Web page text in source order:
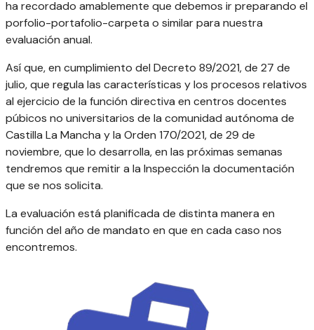
ha recordado amablemente que debemos ir preparando el
porfolio-portafolio-carpeta o similar para nuestra
evaluación anual.
Así que, en cumplimiento del Decreto 89/2021, de 27 de
julio, que regula las características y los procesos relativos
al ejercicio de la función directiva en centros docentes
púbicos no universitarios de la comunidad autónoma de
Castilla La Mancha y la Orden 170/2021, de 29 de
noviembre, que lo desarrolla, en las próximas semanas
tendremos que remitir a la Inspección la documentación
que se nos solicita.
La evaluación está planificada de distinta manera en
función del año de mandato en que en cada caso nos
encontremos.